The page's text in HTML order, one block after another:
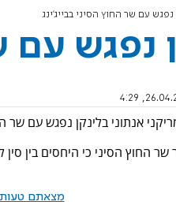
נפגש עם שר החוץ הסיני בבייג'ינג
נפגש עם
26.04.24,
אנתוני בלינקן נפגש עם שר
החוץ הסיני כי היחסים בין
מצאתם טעות